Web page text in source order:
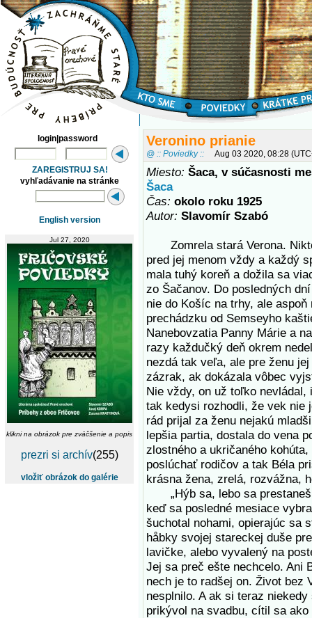
login|password
ZAREGISTRUJ SA!
vyhľadávanie na stránke
English version
Jul 27, 2020
klikni na obrázok pre zväčšenie a popis
prezri si archív(255)
vložiť obrázok do galérie
Veronino prianie
@ :: Poviedky :: Aug 03 2020, 08:28
Miesto: Šaca, v súčasnosti
Šaca
Čas: okolo roku 1925
Autor: Slavomír Szabó
Zomrela stará Verona.
pred jej menom vždy a každý
mala tuhý koreň a dožila sa
zo Šačanov. Do posledných
nie do Košíc na trhy, ale aspoň
prechádzku od Semseyho
Nanebovzatia Panny Márie a
razy každučký deň okrem
nezdá tak veľa, ale pre ženu
zázrak, ak dokázala vôbec
Nie vždy, on už toľko
tak kedysi rozhodli, že vek nie
rád prijal za ženu nejakú
lepšia partia, dostala do vena
zlostného a ukričaného
poslúchať rodičov a tak Béla
krásna žena, zrelá, rozvážna,
„Hýb sa, lebo sa
keď sa posledné mesiace
šuchotal nohami, opierajúc sa
håbky svojej stareckej duše
lavičke, alebo vyvalený na
Jej sa preč ešte nechcelo. Ani
nech je to radšej on. Život bez
nesplnilo. A ak si teraz
prikývol na svadbu, cítil sa ako